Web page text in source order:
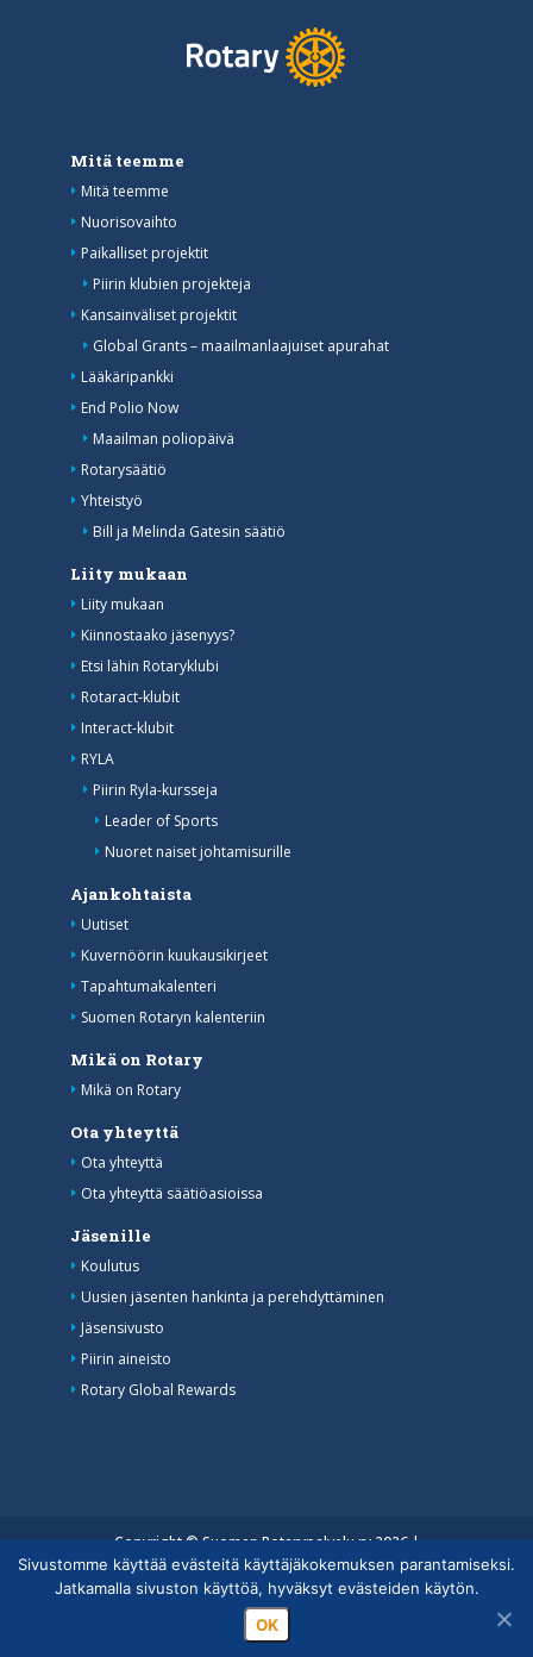
Mitä teemme
Mitä teemme
Nuorisovaihto
Paikalliset projektit
Piirin klubien projekteja
Kansainväliset projektit
Global Grants – maailmanlaajuiset apurahat
Lääkäripankki
End Polio Now
Maailman poliopäivä
Rotarysäätiö
Yhteistyö
Bill ja Melinda Gatesin säätiö
Liity mukaan
Liity mukaan
Kiinnostaako jäsenyys?
Etsi lähin Rotaryklubi
Rotaract-klubit
Interact-klubit
RYLA
Piirin Ryla-kursseja
Leader of Sports
Nuoret naiset johtamisurille
Ajankohtaista
Uutiset
Kuvernöörin kuukausikirjeet
Tapahtumakalenteri
Suomen Rotaryn kalenteriin
Mikä on Rotary
Mikä on Rotary
Ota yhteyttä
Ota yhteyttä
Ota yhteyttä säätiöasioissa
Jäsenille
Koulutus
Uusien jäsenten hankinta ja perehdyttäminen
Jäsensivusto
Piirin aineisto
Rotary Global Rewards
Copyright © Suomen Rotarypalvelu ry 2026 |
Jäsentietojärjestelmän tietosuojaseloste|Henkilötietojen
käsittely Rotarytoiminnassa
Sivustomme käyttää evästeitä käyttäjäkokemuksen parantamiseksi.
Jatkamalla sivuston käyttöä, hyväksyt evästeiden käytön.
OK